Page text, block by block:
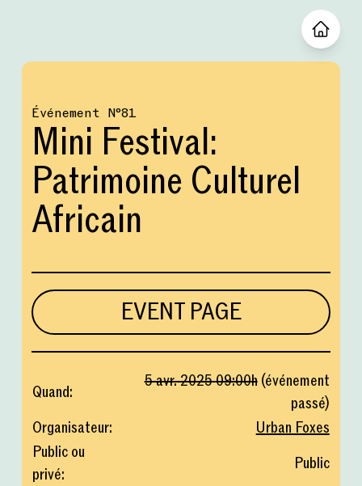
Événement№81
Mini Festival:
Patrimoine Culturel
Africain
EVENT PAGE
Quand:
5 avr. 202509:00h(événement
passé)
Organisateur:
Urban Foxes
Public ou
privé:
Public